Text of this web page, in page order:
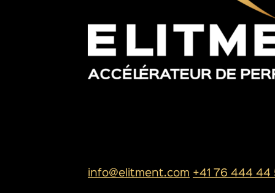
info@elitment.com +41 76 444 44